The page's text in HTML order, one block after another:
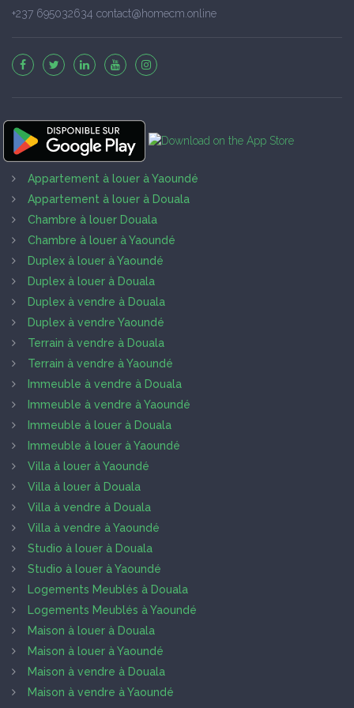
+237 695032634 contact@homecm.online
Appartement à louer à Yaoundé
Appartement à louer à Douala
Chambre à louer Douala
Chambre à louer à Yaoundé
Duplex à louer à Yaoundé
Duplex à louer à Douala
Duplex à vendre à Douala
Duplex à vendre Yaoundé
Terrain à vendre à Douala
Terrain à vendre à Yaoundé
Immeuble à vendre à Douala
Immeuble à vendre à Yaoundé
Immeuble à louer à Douala
Immeuble à louer à Yaoundé
Villa à louer à Yaoundé
Villa à louer à Douala
Villa à vendre à Douala
Villa à vendre à Yaoundé
Studio à louer à Douala
Studio à louer à Yaoundé
Logements Meublés à Douala
Logements Meublés à Yaoundé
Maison à louer à Douala
Maison à louer à Yaoundé
Maison à vendre à Douala
Maison à vendre à Yaoundé